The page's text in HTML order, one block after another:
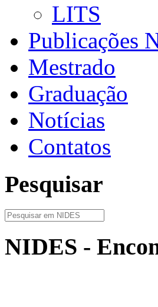
LITS
Publicações
Mestrado
Graduação
Notícias
Contatos
Pesquisar
NIDES -